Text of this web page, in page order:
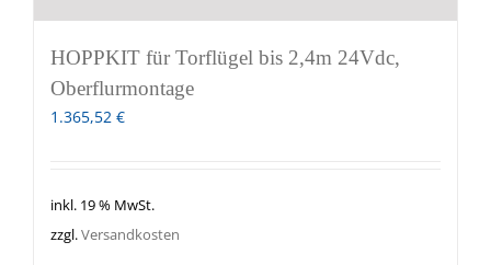
HOPPKIT für Torflügel bis 2,4m 24Vdc,
Oberflurmontage
1.365,52 €
inkl. 19 % MwSt.
zzgl.Versandkosten